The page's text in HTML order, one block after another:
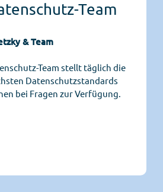
Team
& Team
Team stellt täglich die
Datenschutzstandards
bei Fragen zur Verfügung.